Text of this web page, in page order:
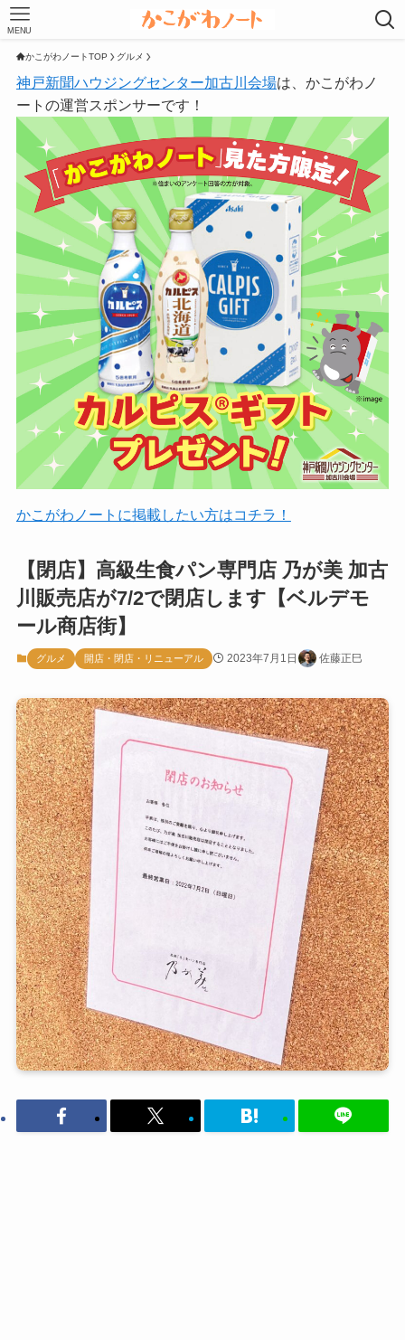
MENU
かこがわノートTOP グルメ
神戸新聞ハウジングセンター加古川会場は、かこがわノ
ートの運営スポンサーです！
かこがわノートに掲載したい方はコチラ！
【閉店】高級生食パン専門店 乃が美 加古
川販売店が7/2で閉店します【ベルデモ
ール商店街】
グルメ 開店・閉店・リニューアル 2023年7月1日 佐藤正巳